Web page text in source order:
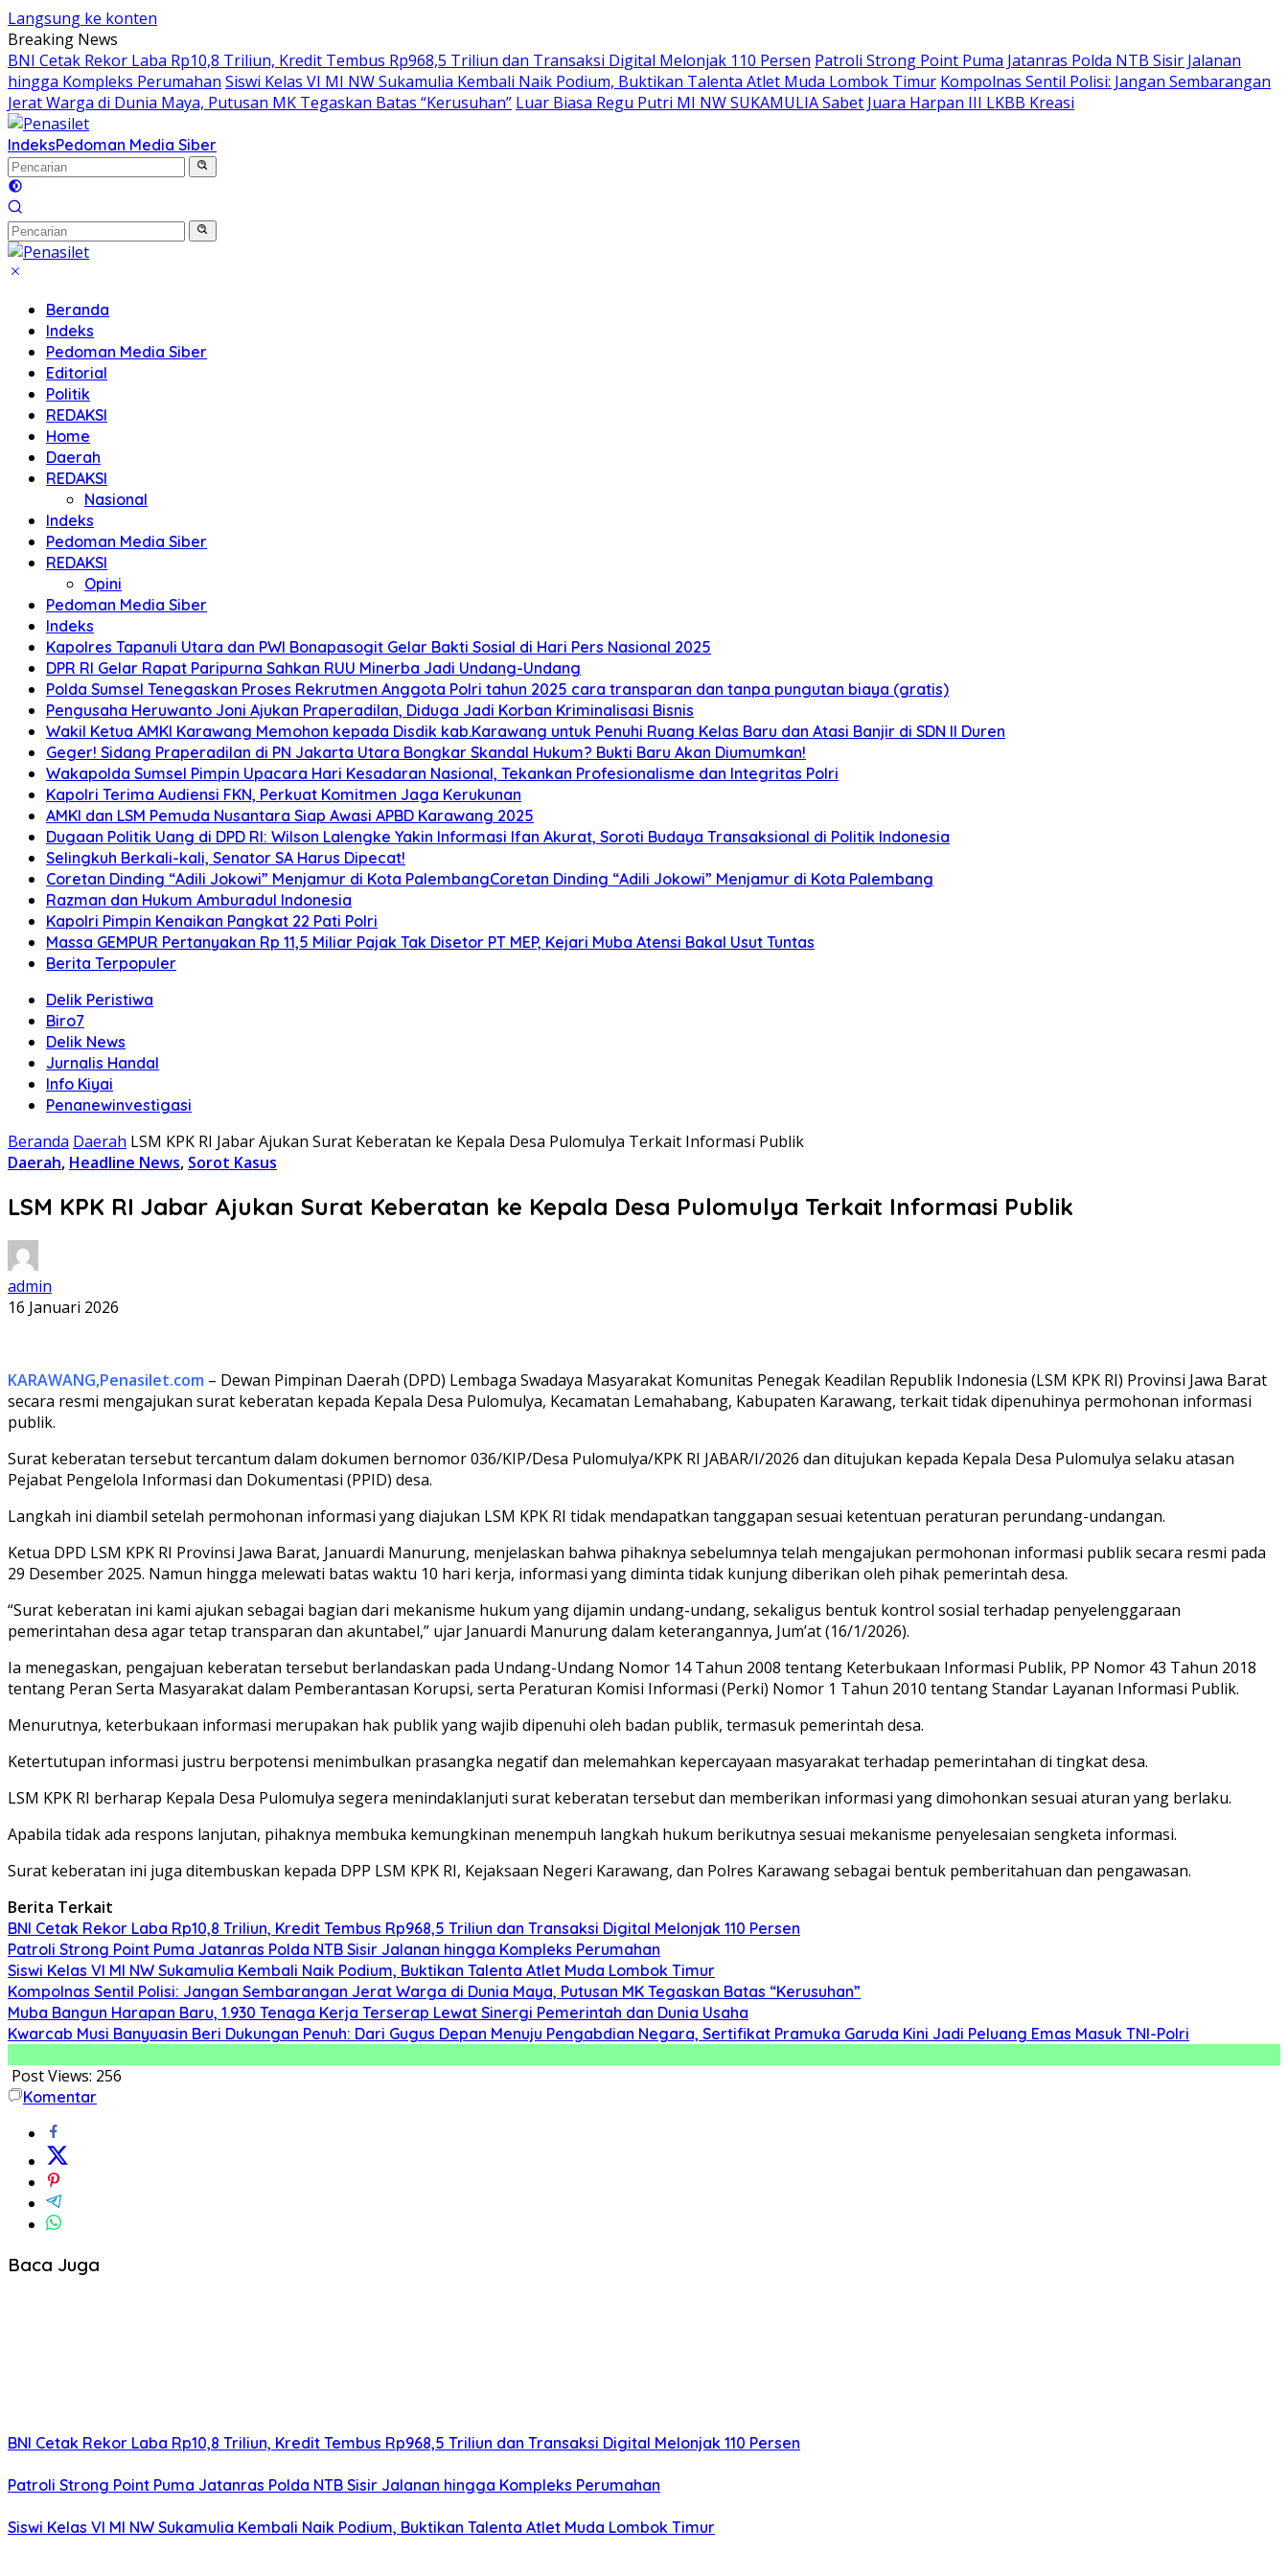
Langsung ke konten
Breaking News
BNI Cetak Rekor Laba Rp10,8 Triliun, Kredit Tembus Rp968,5 Triliun dan Transaksi Digital Melonjak 110 Persen Patroli Strong Point Puma Jatanras Polda NTB Sisir Jalanan
hingga Kompleks Perumahan Siswi Kelas VI MI NW Sukamulia Kembali Naik Podium, Buktikan Talenta Atlet Muda Lombok Timur Kompolnas Sentil Polisi: Jangan Sembarangan
Jerat Warga di Dunia Maya, Putusan MK Tegaskan Batas “Kerusuhan” Luar Biasa Regu Putri MI NW SUKAMULIA Sabet Juara Harpan III LKBB Kreasi
IndeksPedoman Media Siber
Beranda
Indeks
Pedoman Media Siber
Editorial
Politik
REDAKSI
Home
Daerah
REDAKSI
Nasional
Indeks
Pedoman Media Siber
REDAKSI
Opini
Pedoman Media Siber
Indeks
Kapolres Tapanuli Utara dan PWI Bonapasogit Gelar Bakti Sosial di Hari Pers Nasional 2025
DPR RI Gelar Rapat Paripurna Sahkan RUU Minerba Jadi Undang-Undang
Polda Sumsel Tenegaskan Proses Rekrutmen Anggota Polri tahun 2025 cara transparan dan tanpa pungutan biaya (gratis)
Pengusaha Heruwanto Joni Ajukan Praperadilan, Diduga Jadi Korban Kriminalisasi Bisnis
Wakil Ketua AMKI Karawang Memohon kepada Disdik kab.Karawang untuk Penuhi Ruang Kelas Baru dan Atasi Banjir di SDN II Duren
Geger! Sidang Praperadilan di PN Jakarta Utara Bongkar Skandal Hukum? Bukti Baru Akan Diumumkan!
Wakapolda Sumsel Pimpin Upacara Hari Kesadaran Nasional, Tekankan Profesionalisme dan Integritas Polri
Kapolri Terima Audiensi FKN, Perkuat Komitmen Jaga Kerukunan
AMKI dan LSM Pemuda Nusantara Siap Awasi APBD Karawang 2025
Dugaan Politik Uang di DPD RI: Wilson Lalengke Yakin Informasi Ifan Akurat, Soroti Budaya Transaksional di Politik Indonesia
Selingkuh Berkali-kali, Senator SA Harus Dipecat!
Coretan Dinding “Adili Jokowi” Menjamur di Kota PalembangCoretan Dinding “Adili Jokowi” Menjamur di Kota Palembang
Razman dan Hukum Amburadul Indonesia
Kapolri Pimpin Kenaikan Pangkat 22 Pati Polri
Massa GEMPUR Pertanyakan Rp 11,5 Miliar Pajak Tak Disetor PT MEP, Kejari Muba Atensi Bakal Usut Tuntas
Berita Terpopuler
Delik Peristiwa
Biro7
Delik News
Jurnalis Handal
Info Kiyai
Penanewinvestigasi
Beranda Daerah LSM KPK RI Jabar Ajukan Surat Keberatan ke Kepala Desa Pulomulya Terkait Informasi Publik
Daerah, Headline News, Sorot Kasus
LSM KPK RI Jabar Ajukan Surat Keberatan ke Kepala Desa Pulomulya Terkait Informasi Publik
admin
16 Januari 2026
KARAWANG,Penasilet.com – Dewan Pimpinan Daerah (DPD) Lembaga Swadaya Masyarakat Komunitas Penegak Keadilan Republik Indonesia (LSM KPK RI) Provinsi Jawa Barat
secara resmi mengajukan surat keberatan kepada Kepala Desa Pulomulya, Kecamatan Lemahabang, Kabupaten Karawang, terkait tidak dipenuhinya permohonan informasi
publik.
Surat keberatan tersebut tercantum dalam dokumen bernomor 036/KIP/Desa Pulomulya/KPK RI JABAR/I/2026 dan ditujukan kepada Kepala Desa Pulomulya selaku atasan
Pejabat Pengelola Informasi dan Dokumentasi (PPID) desa.
Langkah ini diambil setelah permohonan informasi yang diajukan LSM KPK RI tidak mendapatkan tanggapan sesuai ketentuan peraturan perundang-undangan.
Ketua DPD LSM KPK RI Provinsi Jawa Barat, Januardi Manurung, menjelaskan bahwa pihaknya sebelumnya telah mengajukan permohonan informasi publik secara resmi pada
29 Desember 2025. Namun hingga melewati batas waktu 10 hari kerja, informasi yang diminta tidak kunjung diberikan oleh pihak pemerintah desa.
“Surat keberatan ini kami ajukan sebagai bagian dari mekanisme hukum yang dijamin undang-undang, sekaligus bentuk kontrol sosial terhadap penyelenggaraan
pemerintahan desa agar tetap transparan dan akuntabel,” ujar Januardi Manurung dalam keterangannya, Jum’at (16/1/2026).
Ia menegaskan, pengajuan keberatan tersebut berlandaskan pada Undang-Undang Nomor 14 Tahun 2008 tentang Keterbukaan Informasi Publik, PP Nomor 43 Tahun 2018
tentang Peran Serta Masyarakat dalam Pemberantasan Korupsi, serta Peraturan Komisi Informasi (Perki) Nomor 1 Tahun 2010 tentang Standar Layanan Informasi Publik.
Menurutnya, keterbukaan informasi merupakan hak publik yang wajib dipenuhi oleh badan publik, termasuk pemerintah desa.
Ketertutupan informasi justru berpotensi menimbulkan prasangka negatif dan melemahkan kepercayaan masyarakat terhadap pemerintahan di tingkat desa.
LSM KPK RI berharap Kepala Desa Pulomulya segera menindaklanjuti surat keberatan tersebut dan memberikan informasi yang dimohonkan sesuai aturan yang berlaku.
Apabila tidak ada respons lanjutan, pihaknya membuka kemungkinan menempuh langkah hukum berikutnya sesuai mekanisme penyelesaian sengketa informasi.
Surat keberatan ini juga ditembuskan kepada DPP LSM KPK RI, Kejaksaan Negeri Karawang, dan Polres Karawang sebagai bentuk pemberitahuan dan pengawasan.
Berita Terkait
BNI Cetak Rekor Laba Rp10,8 Triliun, Kredit Tembus Rp968,5 Triliun dan Transaksi Digital Melonjak 110 Persen
Patroli Strong Point Puma Jatanras Polda NTB Sisir Jalanan hingga Kompleks Perumahan
Siswi Kelas VI MI NW Sukamulia Kembali Naik Podium, Buktikan Talenta Atlet Muda Lombok Timur
Kompolnas Sentil Polisi: Jangan Sembarangan Jerat Warga di Dunia Maya, Putusan MK Tegaskan Batas “Kerusuhan”
Muba Bangun Harapan Baru, 1.930 Tenaga Kerja Terserap Lewat Sinergi Pemerintah dan Dunia Usaha
Kwarcab Musi Banyuasin Beri Dukungan Penuh: Dari Gugus Depan Menuju Pengabdian Negara, Sertifikat Pramuka Garuda Kini Jadi Peluang Emas Masuk TNI-Polri
Post Views: 256
Komentar
Baca Juga
BNI Cetak Rekor Laba Rp10,8 Triliun, Kredit Tembus Rp968,5 Triliun dan Transaksi Digital Melonjak 110 Persen
Patroli Strong Point Puma Jatanras Polda NTB Sisir Jalanan hingga Kompleks Perumahan
Siswi Kelas VI MI NW Sukamulia Kembali Naik Podium, Buktikan Talenta Atlet Muda Lombok Timur